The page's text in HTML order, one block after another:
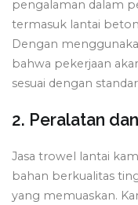
pengalaman dalam
termasuk lantai
Dengan
bahwa pekerjaan
sesuai dengan
2. Peralatan
Jasa trowel lantai
bahan berkualitas
yang memuaskan.